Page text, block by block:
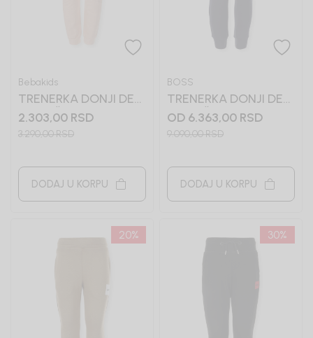
Bebakids
TRENERKA DONJI DEO
ZA DEČAKE TADEA
2.303,00 RSD
3.290,00RSD
DODAJ U KORPU
BOSS
TRENERKA DONJI DEO
ZA DEČAKE BOSS
OD 6.363,00 RSD
9.090,00RSD
DODAJ U KORPU
20% 30%